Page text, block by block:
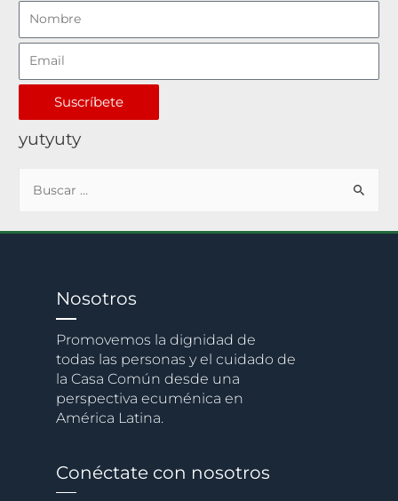
Suscríbete
yutyuty
Nosotros
Promovemos la dignidad de
todas las personas y el cuidado de
la Casa Común desde una
perspectiva ecuménica en
América Latina.
Conéctate con nosotros